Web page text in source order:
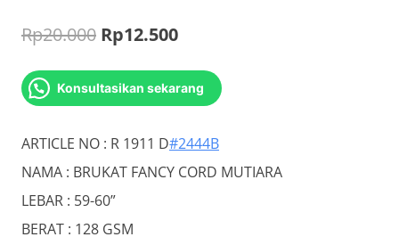
Rp20.000 Original
price
was:
Rp20.000.
Rp12.500Current
price
is:
Rp12.500.
Konsultasikan sekarang
ARTICLE NO : R 1911 D#2444B
NAMA : BRUKAT FANCY CORD MUTIARA
LEBAR : 59-60”
BERAT : 128 GSM